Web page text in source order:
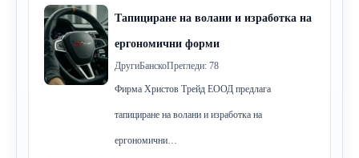
Тапициране на волани и изработка на
ергономични форми
ДругиБанскоПрегледи: 78
Фирма Христов Трейд ЕООД предлага
тапициране на волани и изработка на
ергономични…